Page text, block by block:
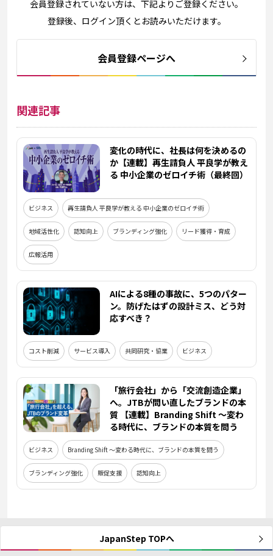
会員登録されていない方は、下記よりご登録ください。
登録後、ログイン頂くとお読みいただけます。
会員登録ページへ
関連記事
変化の時代に、社長は何を決めるの
か【連載】再生請負人 平良学が教え
る 中小企業のゼロイチ術（最終回）
ビジネス 再生請負人 平良学が教える 中小企業のゼロイチ術
地域活性化 認知向上 ブランディング強化 リード獲得・育成
広報活用
AIによる8種の事故に、5つのパター
ン。防げたはずの設計ミス、どう対
応すべき？
コスト削減 サービス導入 共同研究・協業 ビジネス
「旅行会社」から「交流創造企業」
へ。JTBが問い直したブランドの本
質 【連載】Branding Shift ～変わ
る時代に、ブランドの本質を問う
ビジネス Branding Shift ～変わる時代に、ブランドの本質を問う
ブランディング強化 販促支援 認知向上
JapanStep TOPへ